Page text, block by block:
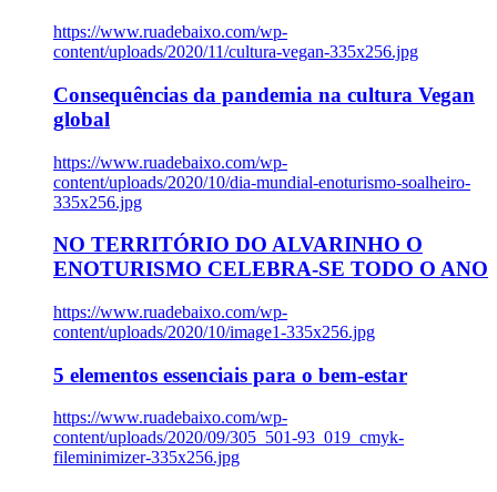
https://www.ruadebaixo.com/wp-
content/uploads/2020/11/cultura-vegan-335x256.jpg
Consequências da pandemia na cultura Vegan
global
https://www.ruadebaixo.com/wp-
content/uploads/2020/10/dia-mundial-enoturismo-soalheiro-
335x256.jpg
NO TERRITÓRIO DO ALVARINHO O
ENOTURISMO CELEBRA-SE TODO O ANO
https://www.ruadebaixo.com/wp-
content/uploads/2020/10/image1-335x256.jpg
5 elementos essenciais para o bem-estar
https://www.ruadebaixo.com/wp-
content/uploads/2020/09/305_501-93_019_cmyk-
fileminimizer-335x256.jpg